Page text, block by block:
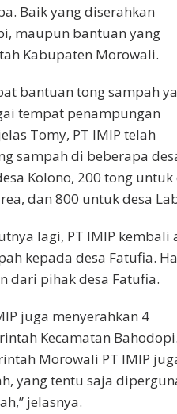
Baik yang diserahkan
maupun bantuan yang
Kabupaten Morowali.
bantuan tong sampah
tempat penampungan
Tomy, PT IMIP telah
sampah di beberapa
Kolono, 200 tong untuk
dan 800 untuk desa
lagi, PT IMIP kembali
kepada desa Fatufia.
dari pihak desa Fatufia.
juga menyerahkan 4
Kecamatan Bahodopi.
Morowali PT IMIP
yang tentu saja
jelasnya.